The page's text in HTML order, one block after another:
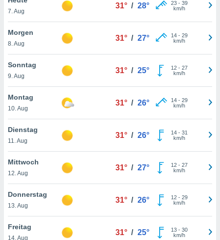
oder
Partner
es uns
das
der
Profil zu
Ihnen
finden
. Sie
jederzeit
Rand
7. Aug
31° / 28° 23- 39
km/h
Morgen
8. Aug
31° / 27° 14- 29
km/h
Sonntag
9. Aug
31° / 25° 12- 27
km/h
Montag
10. Aug
31° / 26° 14- 29
km/h
Dienstag
11. Aug
31° / 26° 14- 31
km/h
Mittwoch
12. Aug
31° / 27° 12- 27
km/h
Donnerstag
13. Aug
31° / 26° 12- 29
km/h
Freitag
14. Aug
31° / 25° 13- 30
km/h